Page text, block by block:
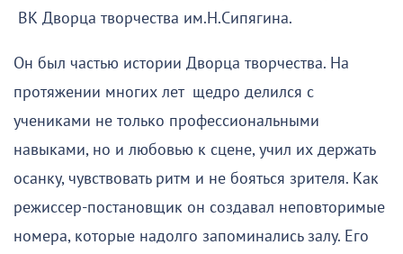
ВК Дворца творчества им.Н.Сипягина.
Он был частью истории Дворца творчества. На
протяжении многих лет щедро делился с
учениками не только профессиональными
навыками, но и любовью к сцене, учил их держать
осанку, чувствовать ритм и не бояться зрителя. Как
режиссер-постановщик он создавал неповторимые
номера, которые надолго запоминались залу. Его